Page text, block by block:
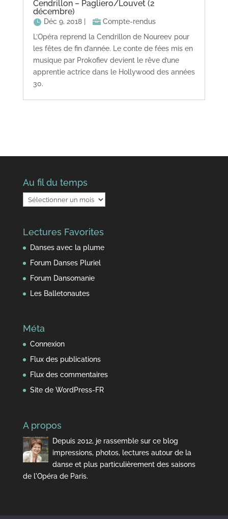
Cendrillon – Pagliero/Louvet (2
décembre)
Déc 9, 2018|
Compte-rendus
L’Opéra reprend la Cendrillon de Noureev pour
les fêtes de fin d’année. Le conte de fées mis en
musique par Prokofiev devient le rêve d’une
apprentie actrice dans le Hollywood des années
30.
Au fil du temps
Au
fil
temps
Lectures Favorites
Danses avec la plume
Forum Danses Pluriel
Forum Dansomanie
Les Balletonautes
Méta
Connexion
Flux des publications
Flux des commentaires
Site de WordPress-FR
A propos
Depuis 2012, je rassemble sur ce blog
impressions, photos, lectures autour de la
danse et plus particulièrement des saisons
de l'Opéra de Paris.